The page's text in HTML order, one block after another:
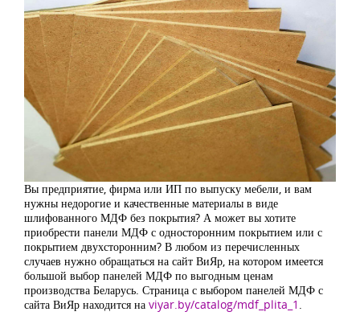
Вы предприятие, фирма или ИП по выпуску мебели, и вам
нужны недорогие и качественные материалы в виде
шлифованного МДФ без покрытия? А может вы хотите
приобрести панели МДФ с односторонним покрытием или с
покрытием двухсторонним? В любом из перечисленных
случаев нужно обращаться на сайт ВиЯр, на котором имеется
большой выбор панелей МДФ по выгодным ценам
производства Беларусь. Страница с выбором панелей МДФ с
сайта ВиЯр находится на viyar.by/catalog/mdf_plita_1